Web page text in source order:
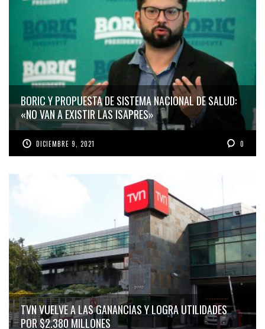
BORIC Y PROPUESTA DE SISTEMA NACIONAL DE SALUD:
«NO VAN A EXISTIR LAS ISAPRES»
DICIEMBRE 9, 2021 0
TVN VUELVE A LAS GANANCIAS Y LOGRA UTILIDADES
POR $2.380 MILLONES